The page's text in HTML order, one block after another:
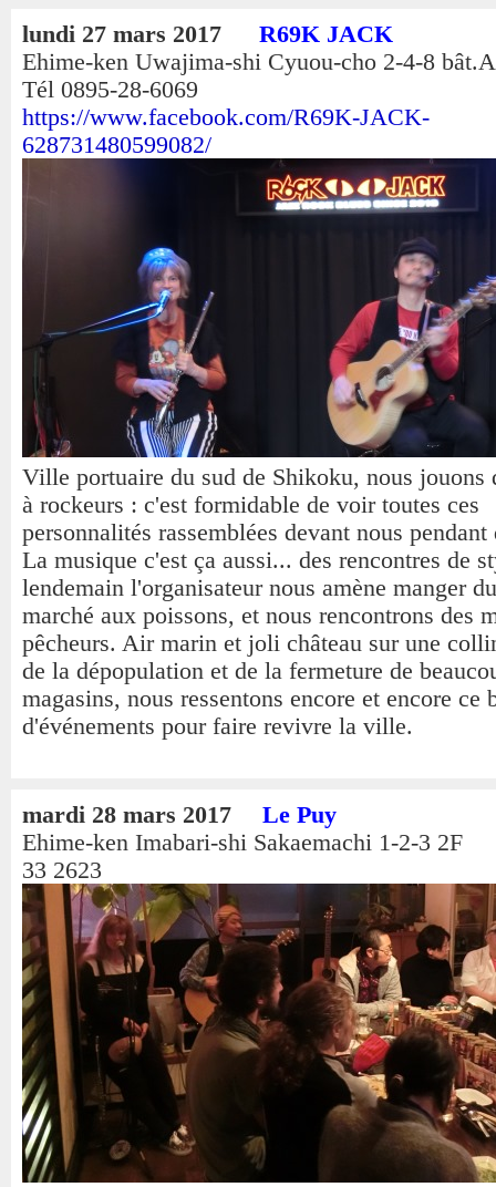
lundi 27 mars 2017
R69K JACK
Ehime-ken Uwajima-shi Cyuou-cho 2-4-8
Tél 0895-28-6069
https://www.facebook.com/R69K-JACK-
628731480599082/
Ville portuaire du sud de Shikoku, nous jouons
à rockeurs : c'est formidable de voir toutes ces
personnalités rassemblées devant nous
La musique c'est ça aussi... des rencontres de
lendemain l'organisateur nous amène manger
marché aux poissons, et nous rencontrons des
pêcheurs. Air marin et joli château sur une
de la dépopulation et de la fermeture de
magasins, nous ressentons encore et encore ce
d'événements pour faire revivre la ville.
mardi 28 mars 2017
Le Puy
Ehime-ken Imabari-shi Sakaemachi 1-2-3
33 2623